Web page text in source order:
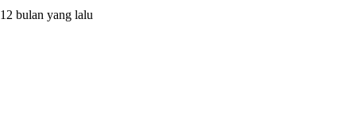
12 bulan yang lalu